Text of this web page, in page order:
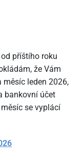
příštího roku
že Vám
leden 2026,
bankovní účet
se vyplácí